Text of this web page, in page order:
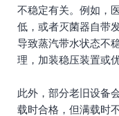
不稳定有关。例如，
低，或者灭菌器自带
导致蒸汽带水状态不
理，加装稳压装置或
此外，部分老旧设备
载时合格，但满载时